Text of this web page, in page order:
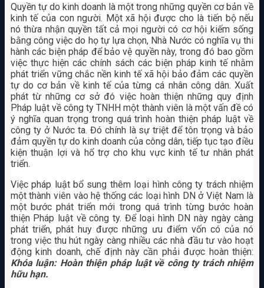
Quyền tự do kinh doanh là một trong những quyền cơ bản về
kinh tế của con người. Một xã hội được cho là tiến bộ nếu
nó thừa nhận quyền tất cả mọi người có cơ hội kiếm sống
bằng công việc do họ tự lựa chọn, Nhà Nước có nghĩa vụ thi
hành các biện pháp để bảo vệ quyền này, trong đó bao gồm
việc thực hiện các chính sách các biện pháp kinh tế nhằm
phát triển vững chắc nền kinh tế xã hội bảo đảm các quyền
tự do cơ bản về kinh tế của từng cá nhân công dân. Xuất
phát từ những cơ sở đó việc hoàn thiện những quy định
Pháp luật về công ty TNHH một thành viên là một vấn đề có
ý nghĩa quan trọng trong quá trình hoàn thiện pháp luật về
công ty ở Nước ta. Đó chính là sự triệt để tôn trọng và bảo
đảm quyền tự do kinh doanh của công dân, tiếp tục tạo điều
kiện thuận lợi và hổ trợ cho khu vực kinh tế tư nhân phát
triển.
Việc pháp luật bổ sung thêm loại hình công ty trách nhiệm
một thành viên vào hệ thống các loại hình DN ở Việt Nam là
một bước phát triển mới trong quá trình từng bước hoàn
thiện Pháp luật về công ty. Để loại hình DN này ngày càng
phát triển, phát huy được những ưu điểm vốn có của nó
trong việc thu hút ngày càng nhiều các nhà đầu tư vào hoạt
động kinh doanh, chế định này cần phải được hoàn thiện:
Khóa luận: Hoàn thiện pháp luật về công ty trách nhiệm
hữu hạn.